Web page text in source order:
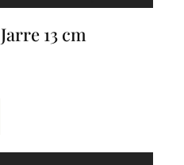
13 cm